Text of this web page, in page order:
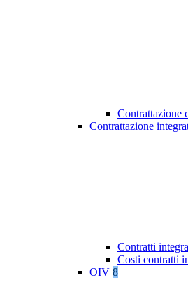
Contrattazione
Contrattazione
Contratti
Costi contratti
OIV 8